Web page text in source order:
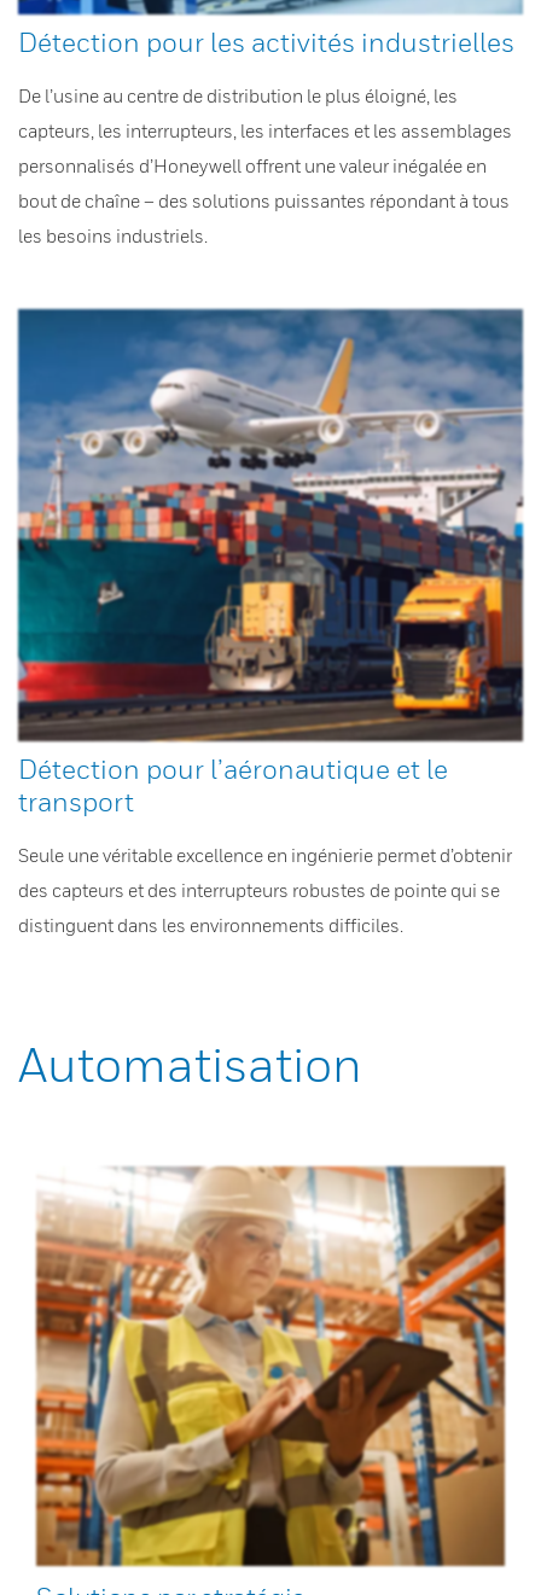
Détection pour les activités industrielles
De l’usine au centre de distribution le plus éloigné, les
capteurs, les interrupteurs, les interfaces et les assemblages
personnalisés d’Honeywell offrent une valeur inégalée en
bout de chaîne – des solutions puissantes répondant à tous
les besoins industriels.
Détection pour l’aéronautique et le
transport
Seule une véritable excellence en ingénierie permet d’obtenir
des capteurs et des interrupteurs robustes de pointe qui se
distinguent dans les environnements difficiles.
Automatisation